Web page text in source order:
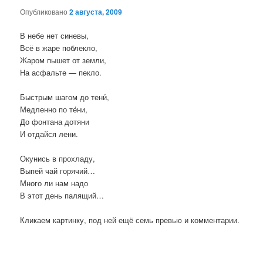
Опубликовано2 августа, 2009
В небе нет синевы,
Всё в жаре поблекло,
Жаром пышет от земли,
На асфальте — пекло.
Быстрым шагом до тени́,
Медленно по те́ни,
До фонтана дотяни
И отдайся лени.
Окунись в прохладу,
Выпей чай горячий…
Много ли нам надо
В этот день палящий…
Кликаем картинку, под ней ещё семь превью и комментарии.